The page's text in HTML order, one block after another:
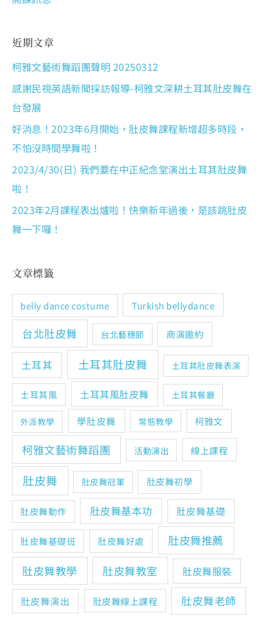
近期文章
柯雅文藝術舞蹈團聲明 20250312
感謝民視英語新聞採訪報導-柯雅文深耕土耳其肚皮舞在
台發展
好消息！2023年6月開始，肚皮舞課程新增超多時段，
不怕沒時間學舞啦！
2023/4/30(日) 我們要在中正紀念堂演出土耳其肚皮舞
啦！
2023年2月課程表出爐啦！快樂新年過後，是該跳肚皮
舞一下囉！
文章標籤
belly dance costume Turkish bellydance
台北肚皮舞 台北藝穗節 商演邀約
土耳其 土耳其肚皮舞 土耳其肚皮舞表演
土耳其風 土耳其風肚皮舞 土耳其餐廳
外派教學 學肚皮舞 常態教學 柯雅文
柯雅文藝術舞蹈團 活動演出 線上課程
肚皮舞 肚皮舞冠軍 肚皮舞初學
肚皮舞動作 肚皮舞基本功 肚皮舞基礎
肚皮舞基礎班 肚皮舞好處
肚皮舞推薦
肚皮舞教學
肚皮舞教室 肚皮舞服裝
肚皮舞演出 肚皮舞線上課程 肚皮舞老師